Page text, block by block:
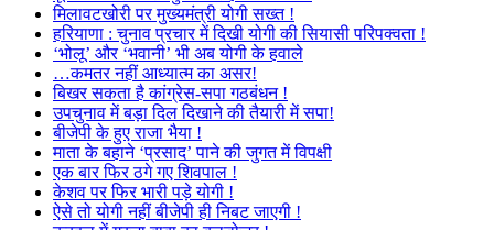
मिलावटखोरी पर मुख्यमंत्री योगी सख्त !
हरियाणा : चुनाव प्रचार में दिखी योगी की सियासी परिपक्वता !
‘भोलू’ और ‘भवानी’ भी अब योगी के हवाले
…कमतर नहीं आध्यात्म का असर!
बिखर सकता है कांग्रेस-सपा गठबंधन !
उपचुनाव में बड़ा दिल दिखाने की तैयारी में सपा!
बीजेपी के हुए राजा भैया !
माता के बहाने ‘प्रसाद’ पाने की जुगत में विपक्षी
एक बार फिर ठगे गए शिवपाल !
केशव पर फिर भारी पड़े योगी !
ऐसे तो योगी नहीं बीजेपी ही निबट जाएगी !